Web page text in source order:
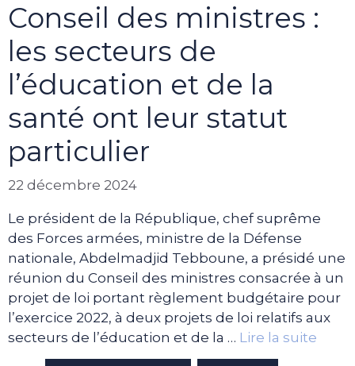
Conseil des ministres :
les secteurs de
l’éducation et de la
santé ont leur statut
particulier
22 décembre 2024
Le président de la République, chef suprême
des Forces armées, ministre de la Défense
nationale, Abdelmadjid Tebboune, a présidé une
réunion du Conseil des ministres consacrée à un
projet de loi portant règlement budgétaire pour
l’exercice 2022, à deux projets de loi relatifs aux
secteurs de l’éducation et de la … Lire la suite